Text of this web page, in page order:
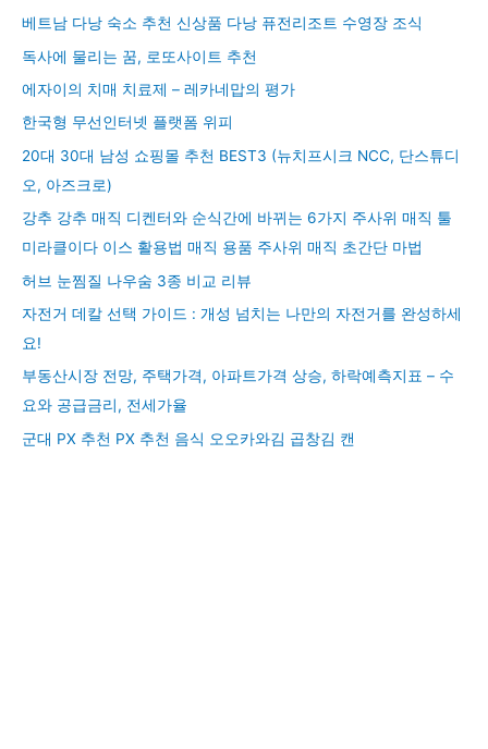
베트남 다낭 숙소 추천 신상품 다낭 퓨전리조트 수영장 조식
독사에 물리는 꿈, 로또사이트 추천
에자이의 치매 치료제 – 레카네맙의 평가
한국형 무선인터넷 플랫폼 위피
20대 30대 남성 쇼핑몰 추천 BEST3 (뉴치프시크 NCC, 단스튜디
오, 아즈크로)
강추 강추 매직 디켄터와 순식간에 바뀌는 6가지 주사위 매직 툴
미라클이다 이스 활용법 매직 용품 주사위 매직 초간단 마법
허브 눈찜질 나우숨 3종 비교 리뷰
자전거 데칼 선택 가이드 : 개성 넘치는 나만의 자전거를 완성하세
요!
부동산시장 전망, 주택가격, 아파트가격 상승, 하락예측지표 – 수
요와 공급금리, 전세가율
군대 PX 추천 PX 추천 음식 오오카와김 곱창김 캔